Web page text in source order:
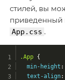
стилей, вы
приведенный
App.css .
.App {
min-height :
text-align: